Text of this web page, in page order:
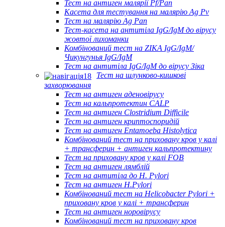
Тест на антиген малярії Pf/Pan
Касета для тестування на малярію Ag Pv
Тест на малярію Ag Pan
Тест-касета на антитіла IgG/IgM до вірусу
жовтої лихоманки
Комбінований тест на ZIKA IgG/IgM/
Чикунгунья IgG/IgM
Тест на антитіла IgG/IgM до вірусу Зіка
Тест на шлунково-кишкові
захворювання
Тест на антиген аденовірусу
Тест на кальпротектин CALP
Тест на антиген Clostridium Difficile
Тест на антиген криптоспоридій
Тест на антиген Entamoeba Histolytica
Комбінований тест на приховану кров у калі
+ трансферин + антиген кальпротектину
Тест на приховану кров у калі FOB
Тест на антиген лямблій
Тест на антитіла до H. Pylori
Тест на антиген H.Pylori
Комбінований тест на Helicobacter Pylori +
приховану кров у калі + трансферин
Тест на антиген норовірусу
Комбінований тест на приховану кров